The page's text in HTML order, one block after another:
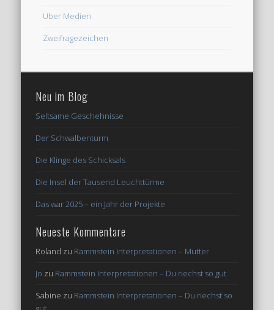
Über Medien
Zweifragezeichen
Neu im Blog
Seltsame Geschehnisse
Der Schwalbenturm
Die Klinge des Schicksals
Die Insel der Tausend Leuchttürme
Das war 2025 – ein Jahr der Projekte
Neueste Kommentare
Roland zu Rammstein Interpretationen – Mutter
Jo zu Rammstein Interpretationen – Du riechst so gut
Sabine zu Rammstein Interpretationen – Du riechst so